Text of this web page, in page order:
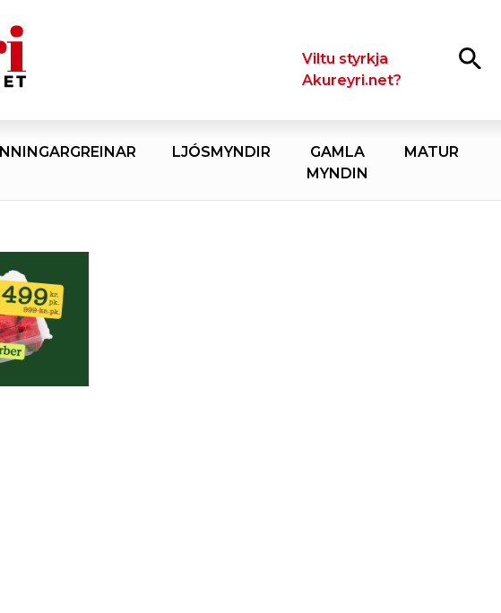
LeitaViltu styrkja
Akureyri.net?
LJÓSMYNDIR
GAMLA
MYNDIN
MATUR